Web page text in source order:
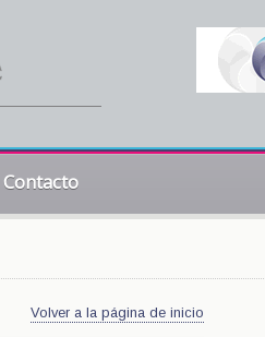
Contacto
Volver a la página de inicio